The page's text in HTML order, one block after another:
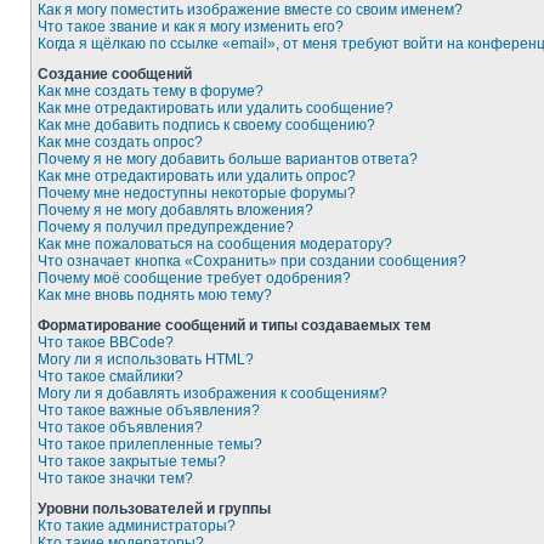
Как я могу поместить изображение вместе со своим именем?
Что такое звание и как я могу изменить его?
Когда я щёлкаю по ссылке «email», от меня требуют войти на
Создание сообщений
Как мне создать тему в форуме?
Как мне отредактировать или удалить сообщение?
Как мне добавить подпись к своему сообщению?
Как мне создать опрос?
Почему я не могу добавить больше вариантов ответа?
Как мне отредактировать или удалить опрос?
Почему мне недоступны некоторые форумы?
Почему я не могу добавлять вложения?
Почему я получил предупреждение?
Как мне пожаловаться на сообщения модератору?
Что означает кнопка «Сохранить» при создании сообщения?
Почему моё сообщение требует одобрения?
Как мне вновь поднять мою тему?
Форматирование сообщений и типы создаваемых тем
Что такое BBCode?
Могу ли я использовать HTML?
Что такое смайлики?
Могу ли я добавлять изображения к сообщениям?
Что такое важные объявления?
Что такое объявления?
Что такое прилепленные темы?
Что такое закрытые темы?
Что такое значки тем?
Уровни пользователей и группы
Кто такие администраторы?